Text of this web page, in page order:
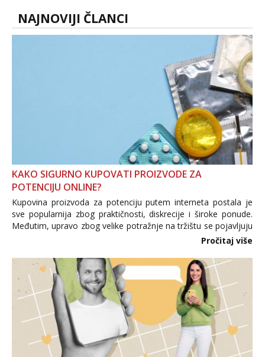
NAJNOVIJI ČLANCI
KAKO SIGURNO KUPOVATI PROIZVODE ZA
POTENCIJU ONLINE?
Kupovina proizvoda za potenciju putem interneta postala je
sve popularnija zbog praktičnosti, diskrecije i široke ponude.
Međutim, upravo zbog velike potražnje na tržištu se pojavljuju
i brojni krivotvoreni proizvodi, nepouzdane internetske
Pročitaj više